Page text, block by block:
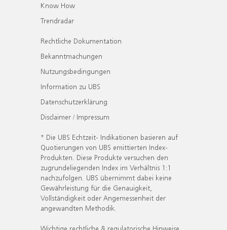
Know How
Trendradar
Rechtliche Dokumentation
Bekanntmachungen
Nutzungsbedingungen
Information zu UBS
Datenschutzerklärung
Disclaimer / Impressum
* Die UBS Echtzeit- Indikationen basieren auf
Quotierungen von UBS emittierten Index-
Produkten. Diese Produkte versuchen den
zugrundeliegenden Index im Verhältnis 1:1
nachzufolgen. UBS übernimmt dabei keine
Gewährleistung für die Genauigkeit,
Vollständigkeit oder Angemessenheit der
angewandten Methodik.